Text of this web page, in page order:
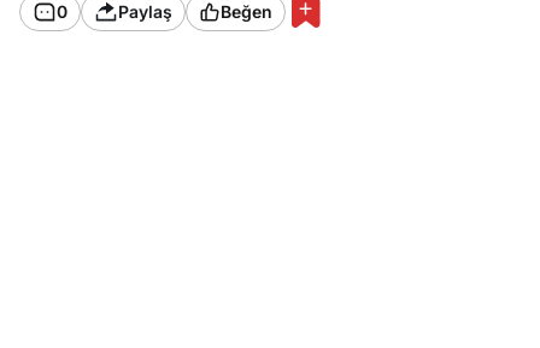
0 Paylaş Beğen